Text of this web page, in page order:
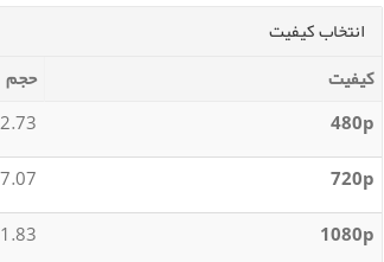
انتخاب کیفیت
کیفیت
حجم
480p
MB
720p
MB
1080p
MB